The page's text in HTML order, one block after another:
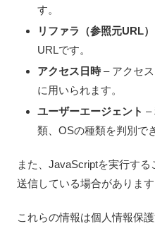
す。
リファラ（参照元URL）
URLです。
アクセス日時– アクセ
に用いられます。
ユーザーエージェント –
類、OSの種類を判別で
また、JavaScriptを実行す
送信している場合があります
これらの情報は個人情報保